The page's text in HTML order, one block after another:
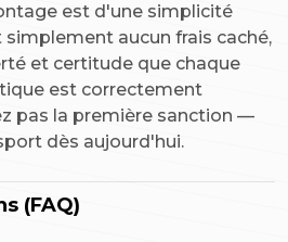
est d'une simplicité
aucun frais caché,
et certitude que chaque
est correctement
pas la première sanction —
dès aujourd'hui.
(FAQ)